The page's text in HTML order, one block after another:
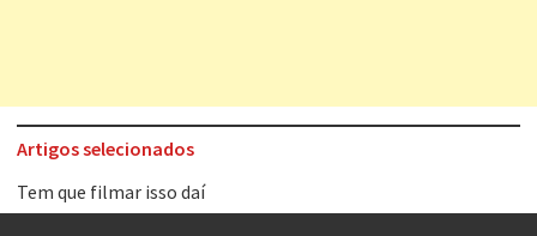
Artigos selecionados
Tem que filmar isso daí